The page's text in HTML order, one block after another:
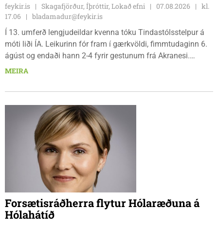
feykir.is Skagafjörður, Íþróttir, Lokað efni 07.08.2026
kl.
17.06
bladamadur@feykir.is
Í 13. umferð lengjudeildar kvenna tóku Tindastólsstelpur á
móti liði ÍA. Leikurinn fór fram í gærkvöldi, fimmtudaginn 6.
ágúst og endaði hann 2-4 fyrir gestunum frá Akranesi.
Tindastólsliðið frumsýndi tvo nýja leikmenn en þær dönsku
tvíburar.
MEIRA
Forsætisráðherra flytur Hólaræðuna á
Hólahátíð